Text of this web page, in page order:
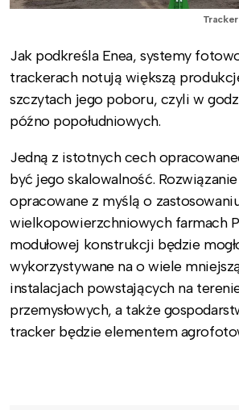
Jak podkreśla Enea, systemy
trackerach notują większą
szczytach jego poboru, czyli w
późno popołudniowych.
Jedną z istotnych cech
być jego skalowalność. Rozwiązanie
opracowane z myślą o
wielkopowierzchniowych farmach
modułowej konstrukcji będzie
wykorzystywane na o wiele
instalacjach powstających na
przemysłowych, a także
tracker będzie elementem